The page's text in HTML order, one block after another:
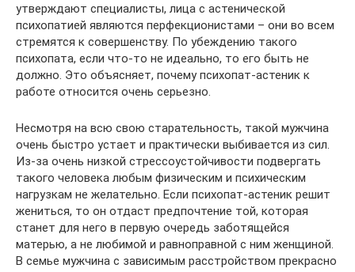
утверждают специалисты, лица с астенической
психопатией являются перфекционистами – они во всем
стремятся к совершенству. По убеждению такого
психопата, если что-то не идеально, то его быть не
должно. Это объясняет, почему психопат-астеник к
работе относится очень серьезно.
Несмотря на всю свою старательность, такой мужчина
очень быстро устает и практически выбивается из сил.
Из-за очень низкой стрессоустойчивости подвергать
такого человека любым физическим и психическим
нагрузкам не желательно. Если психопат-астеник решит
жениться, то он отдаст предпочтение той, которая
станет для него в первую очередь заботящейся
матерью, а не любимой и равноправной с ним женщиной.
В семье мужчина с зависимым расстройством прекрасно